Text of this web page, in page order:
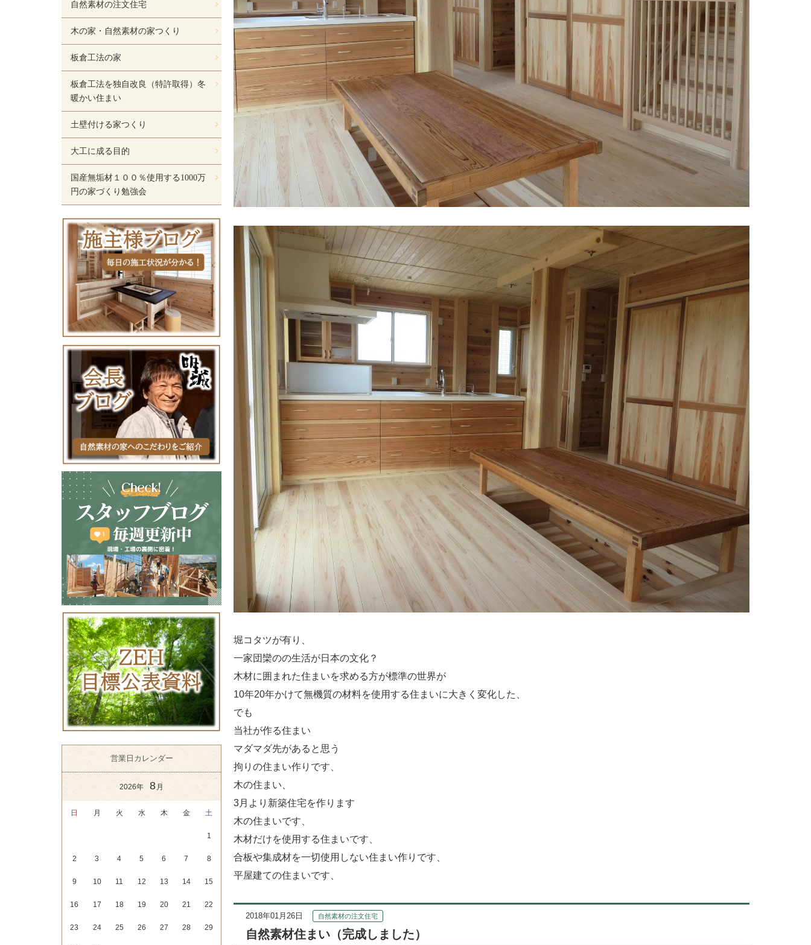
堀コタツが有り、
一家団欒のの生活が日本の文化？
木材に囲まれた住まいを求める方が標準の世界が
10年20年かけて無機質の材料を使用する住まいに大きく変化した、
でも
当社が作る住まい
マダマダ先があると思う
拘りの住まい作りです、
木の住まい、
3月より新築住宅を作ります
木の住まいです、
木材だけを使用する住まいです、
合板や集成材を一切使用しない住まい作りです、
平屋建ての住まいです、
2018年01月26日 自然素材の注文住宅
自然素材住まい（完成しました）
自然素材の注文住宅
木の家・自然素材の家つくり
板倉工法の家
板倉工法を独自改良（特許取得）冬
暖かい住まい
土壁付ける家つくり
大工に成る目的
国産無垢材１００％使用する1000万
円の家づくり勉強会
営業日カレンダー
2026年 8 月
日 月 火 水 木 金 土
1
2 3 4 5 6 7 8
9 10 11 12 13 14 15
16 17 18 19 20 21 22
23 24 25 26 27 28 29